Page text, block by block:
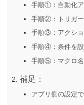
手順①：自動化
手順②：トリガ
手順③：アクシ
手順④：条件を
手順⑤：マクロ
補足：
アプリ側の設定